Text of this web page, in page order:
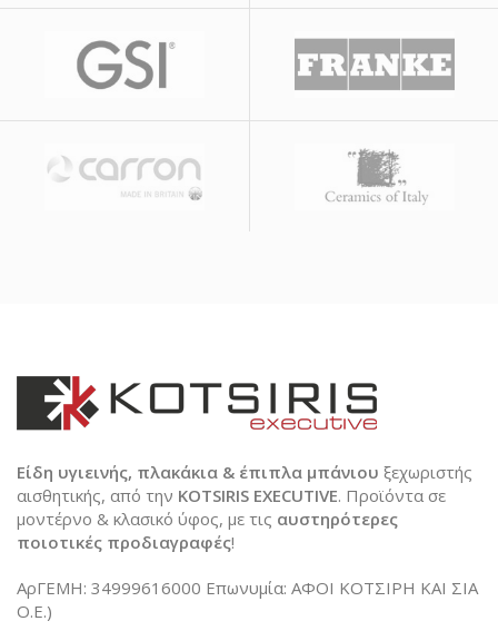
Είδη υγιεινής, πλακάκια & έπιπλα μπάνιου ξεχωριστής
αισθητικής, από την KOTSIRIS EXECUTIVE. Προϊόντα σε
μοντέρνο & κλασικό ύφος, με τις αυστηρότερες
ποιοτικές προδιαγραφές!
ΑρΓΕΜΗ: 34999616000 Επωνυμία: ΑΦΟΙ ΚΟΤΣΙΡΗ ΚΑΙ ΣΙΑ
Ο.Ε.)